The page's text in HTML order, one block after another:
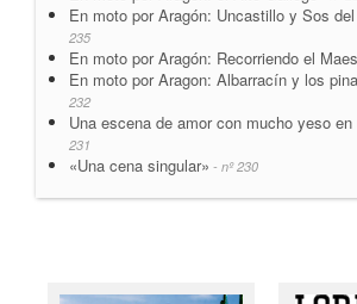
En moto por Aragón: Uncastillo y Sos
235
En moto por Aragón: Recorriendo el
En moto por Aragon: Albarracín y los
232
Una escena de amor con mucho yeso
231
«Una cena singular» - nº 230